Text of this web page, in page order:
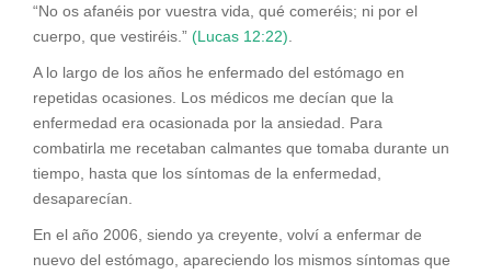
“No os afanéis por vuestra vida, qué comeréis; ni por el
cuerpo, que vestiréis.” (Lucas 12:22)
A lo largo de los años he enfermado del estómago en
repetidas ocasiones. Los médicos me decían que la
enfermedad era ocasionada por la ansiedad. Para
combatirla me recetaban calmantes que tomaba durante un
tiempo, hasta que los síntomas de la enfermedad,
desaparecían.
En el año 2006, siendo ya creyente, volví a enfermar de
nuevo del estómago, apareciendo los mismos síntomas que